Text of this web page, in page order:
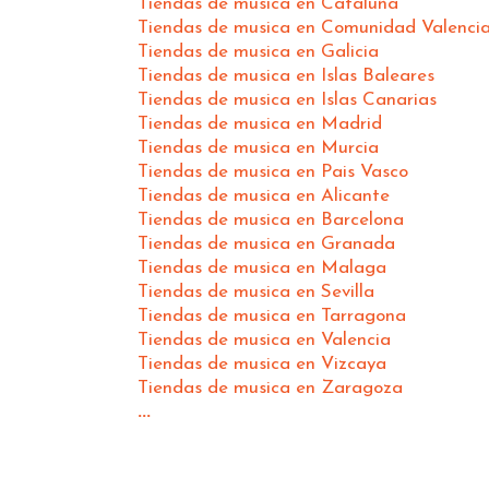
Tiendas de musica en Comunidad
Tiendas de musica en Galicia
Tiendas de musica en Islas Baleares
Tiendas de musica en Islas Canarias
Tiendas de musica en Madrid
Tiendas de musica en Murcia
Tiendas de musica en Pais Vasco
Tiendas de musica en Alicante
Tiendas de musica en Barcelona
Tiendas de musica en Granada
Tiendas de musica en Malaga
Tiendas de musica en Sevilla
Tiendas de musica en Tarragona
Tiendas de musica en Valencia
Tiendas de musica en Vizcaya
Tiendas de musica en Zaragoza
...